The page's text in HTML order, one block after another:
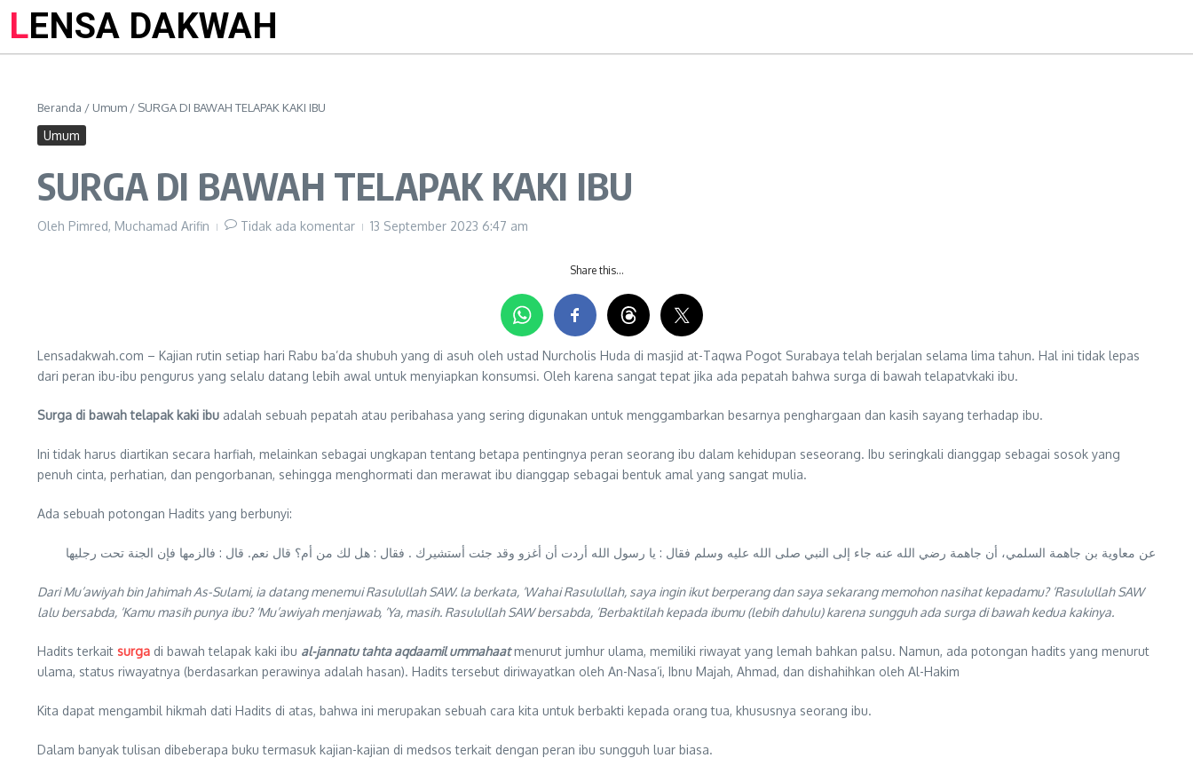
LENSA DAKWAH
Beranda / Umum / SURGA DI BAWAH TELAPAK KAKI IBU
Umum
SURGA DI BAWAH TELAPAK KAKI IBU
Oleh Pimred, Muchamad Arifin Tidak ada komentar 13 September 2023 6:47 am
Share this…
Lensadakwah.com – Kajian rutin setiap hari Rabu ba’da shubuh yang di asuh oleh ustad Nurcholis Huda di masjid at-Taqwa Pogot Surabaya telah berjalan selama lima tahun. Hal ini tidak lepas
dari peran ibu-ibu pengurus yang selalu datang lebih awal untuk menyiapkan konsumsi. Oleh karena sangat tepat jika ada pepatah bahwa surga di bawah telapatvkaki ibu.
Surga di bawah telapak kaki ibu adalah sebuah pepatah atau peribahasa yang sering digunakan untuk menggambarkan besarnya penghargaan dan kasih sayang terhadap ibu.
Ini tidak harus diartikan secara harfiah, melainkan sebagai ungkapan tentang betapa pentingnya peran seorang ibu dalam kehidupan seseorang. Ibu seringkali dianggap sebagai sosok yang
penuh cinta, perhatian, dan pengorbanan, sehingga menghormati dan merawat ibu dianggap sebagai bentuk amal yang sangat mulia.
Ada sebuah potongan Hadits yang berbunyi:
عن معاوية بن جاهمة السلمي، أن جاهمة رضي الله عنه جاء إلى النبي صلى الله عليه وسلم فقال : يا رسول الله أردت أن أغزو وقد جئت أستشيرك . فقال : هل لك من أم؟ قال نعم. قال : فالزمها فإن الجنة تحت رجليها
Dari Mu’awiyah bin Jahimah As-Sulami, ia datang menemui Rasulullah SAW. la berkata, ‘Wahai Rasulullah, saya ingin ikut berperang dan saya sekarang memohon nasihat kepadamu? ‘Rasulullah SAW
lalu bersabda, ‘Kamu masih punya ibu? ‘Mu’awiyah menjawab, ‘Ya, masih. Rasulullah SAW bersabda, ‘Berbaktilah kepada ibumu (lebih dahulu) karena sungguh ada surga di bawah kedua kakinya.
Hadits terkait surga di bawah telapak kaki ibu al-jannatu tahta aqdaamil ummahaatmenurut jumhur ulama, memiliki riwayat yang lemah bahkan palsu. Namun, ada potongan hadits yang menurut
ulama, status riwayatnya (berdasarkan perawinya adalah hasan). Hadits tersebut diriwayatkan oleh An-Nasa’i, Ibnu Majah, Ahmad, dan dishahihkan oleh Al-Hakim
Kita dapat mengambil hikmah dati Hadits di atas, bahwa ini merupakan sebuah cara kita untuk berbakti kepada orang tua, khususnya seorang ibu.
Dalam banyak tulisan dibeberapa buku termasuk kajian-kajian di medsos terkait dengan peran ibu sungguh luar biasa.